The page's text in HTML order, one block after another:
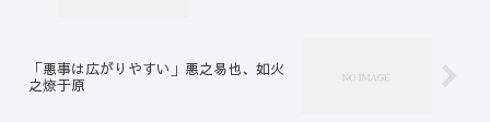
「悪事は広がりやすい」悪之易也、如火
之燎于原